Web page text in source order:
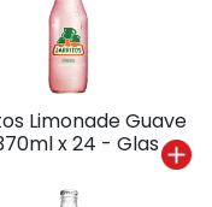
Limonade Guave
x 24 - Glas